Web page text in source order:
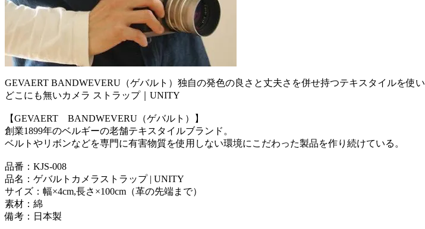
GEVAERT BANDWEVERU（ゲバルト）独自の発色の良さと丈夫さを併せ持つテキスタイルを使い
どこにも無いカメラ ストラップ｜UNITY
【GEVAERT BANDWEVERU（ゲバルト）】
創業1899年のベルギーの老舗テキスタイルブランド。
ベルトやリボンなどを専門に有害物質を使用しない環境にこだわった製品を作り続けている。
品番：KJS-008
品名：ゲバルトカメラストラップ | UNITY
サイズ：幅×4cm,長さ×100cm（革の先端まで）
素材：綿
備考：日本製